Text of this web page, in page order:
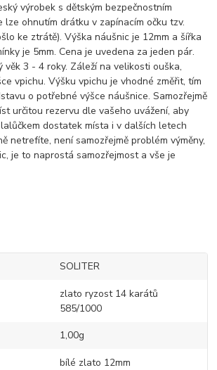
výrobek s dětským bezpečnostním
lze ohnutím drátku v zapínacím očku tzv.
ke ztrátě). Výška náušnic je 12mm a šířka
je 5mm. Cena je uvedena za jeden pár.
věk 3 - 4 roky. Záleží na velikosti ouška,
vpichu. Výšku vpichu je vhodné změřit, tím
o potřebné výšce náušnice. Samozřejmě
určitou rezervu dle vašeho uvážení, aby
dostatek místa i v dalších letech
netrefíte, není samozřejmě problém výměny,
je to naprostá samozřejmost a vše je
SOLITER
zlato ryzost 14 karátů
585/1000
1,00g
bílé zlato 12mm